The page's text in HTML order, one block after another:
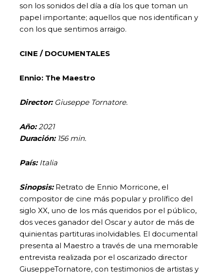
son los sonidos del día a día los que toman un
papel importante; aquellos que nos identifican y
con los que sentimos arraigo.
CINE / DOCUMENTALES
Ennio: The Maestro
Director:Giuseppe Tornatore.
Año:2021
Duración:156 min.
País:Italia
Sinopsis:Retrato de Ennio Morricone, el
compositor de cine más popular y prolífico del
siglo XX, uno de los más queridos por el público,
dos veces ganador del Oscar y autor de más de
quinientas partituras inolvidables. El documental
presenta al Maestro a través de una memorable
entrevista realizada por el oscarizado director
GiuseppeTornatore, con testimonios de artistas y